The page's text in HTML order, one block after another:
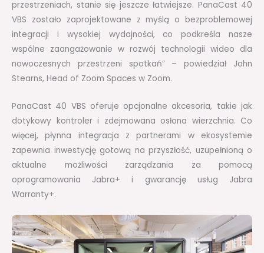
przestrzeniach, stanie się jeszcze łatwiejsze. PanaCast 40
VBS zostało zaprojektowane z myślą o bezproblemowej
integracji i wysokiej wydajności, co podkreśla nasze
wspólne zaangażowanie w rozwój technologii wideo dla
nowoczesnych przestrzeni spotkań” – powiedział John
Stearns, Head of Zoom Spaces w Zoom.
PanaCast 40 VBS oferuje opcjonalne akcesoria, takie jak
dotykowy kontroler i zdejmowana osłona wierzchnia. Co
więcej, płynna integracja z partnerami w ekosystemie
zapewnia inwestycję gotową na przyszłość, uzupełnioną o
aktualne możliwości zarządzania za pomocą
oprogramowania Jabra+ i gwarancję usług Jabra
Warranty+.